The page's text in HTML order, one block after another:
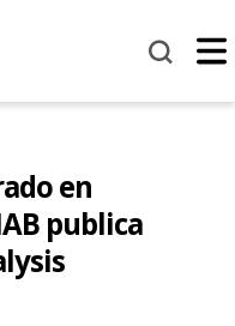
en
publica